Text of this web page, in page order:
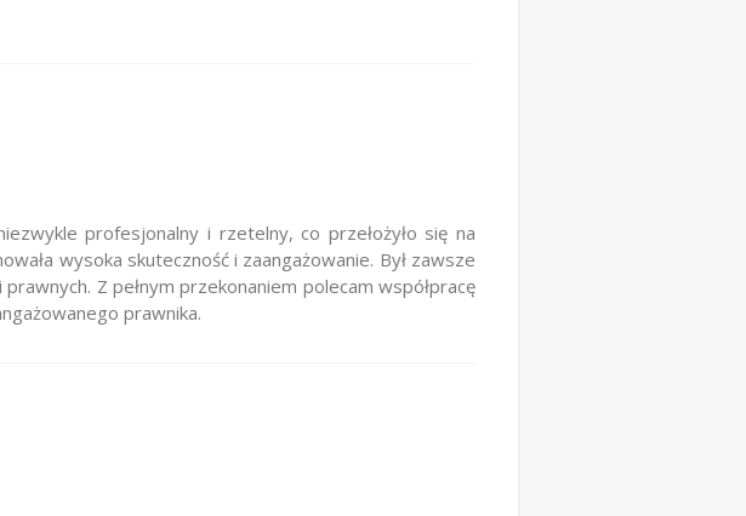
profesjonalny i rzetelny, co przełożyło się na
wysoka skuteczność i zaangażowanie. Był zawsze
Z pełnym przekonaniem polecam współpracę
prawnika.